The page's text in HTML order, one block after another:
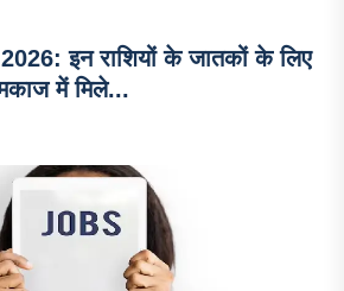
इन राशियों के जातकों के लिए
में मिले...